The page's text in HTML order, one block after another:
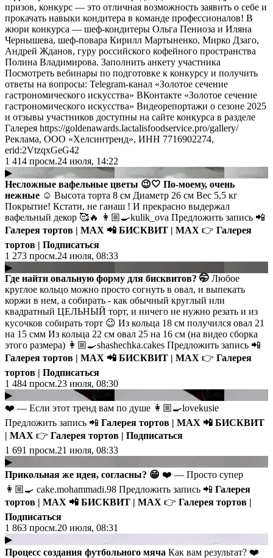
призов, конкурс — это отличная возможность заявить о себе и
прокачать навыки кондитера в команде профессионалов! В
жюри конкурса — шеф-кондитеры Ольга Пениоза и Иляна
Чернышева, шеф-повара Кирилл Мартыненко, Мирко Дзаго,
Андрей Жданов, гуру российского кофейного пространства
Полина Владимирова. Заполнить анкету участника
Посмотреть вебинары по подготовке к конкурсу и получить
ответы на вопросы: Telegram-канал «Золотое сечение
гастрономического искусства» ВКонтакте «Золотое сечение
гастрономического искусства» Видеорепортажи о сезоне 2025
и отзывы участников доступны на сайте конкурса в разделе
Галерея https://goldenawards.lactalisfoodservice.pro/gallery/
Реклама, ООО «Хелсинтренд», ИНН 7716902274,
erid:2VtzqxGeG42
1 414 просм.24 июля, 14:22
▶
Несложные вафельные цветы 😉🤍 По-моему, очень
нежные ☺️ Высота торта 8 см Диаметр 26 см Вес 5,5 кг
Покрытие! Кстати, не ганаш ! И прекрасно выдержал
вафельный декор 🥰🔥 👩🏼‍🍳kulik_ova Предложить запись 📲
Галерея тортов | MAX 📲 БИСКВИТ | MAX 👉 Галерея
тортов | Подписаться
1 273 просм.24 июля, 08:33
▶
Где найти овальную форму для бисквитов? 🤭 Любое
круглое кольцо можно просто согнуть в овал, и выпекать
коржи в нем, а собирать - как обычный круглый или
квадратный ЦЕЛЬНЫЙ торт, и ничего не нужно резать и из
кусочков собирать торт 😉 Из кольца 18 см получился овал 21
на 15 смм Из кольца 22 см овал 25 на 16 см (на видео сборка
этого размера) 👩🏼‍🍳shashechka.cakes Предложить запись 📲
Галерея тортов | MAX 📲 БИСКВИТ | MAX 👉 Галерея
тортов | Подписаться
1 484 просм.23 июля, 08:30
▶
❤️ — Если этот тренд вам по душе 👩🏼‍🍳lovekusie
Предложить запись 📲 Галерея тортов | MAX 📲 БИСКВИТ
| MAX 👉 Галерея тортов | Подписаться
1 691 просм.21 июля, 08:33
▶
Прикольная же идея, согласны? 😁 ❤️ — Просто супер
👩🏼‍🍳 cake.mohammadi.98 Предложить запись 📲 Галерея
тортов | MAX 📲 БИСКВИТ | MAX 👉 Галерея тортов |
Подписаться
1 863 просм.20 июля, 08:31
▶
Процесс создания футбольного мяча Как вам результат? ❤️